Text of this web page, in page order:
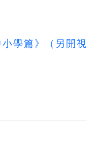
小學篇》（另開視